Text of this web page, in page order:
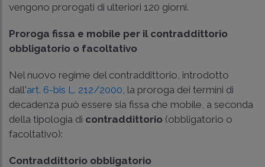
vengono prorogati di ulteriori 120 giorni.
Proroga fissa e mobile per il contraddittorio
obbligatorio o facoltativo
Nel nuovo regime del contraddittorio, introdotto
dall'art. 6-bis L. 212/2000 , la proroga dei termini di
decadenza può essere sia fissa che mobile, a seconda
della tipologia di contraddittorio (obbligatorio o
facoltativo):
Contraddittorio obbligatorio